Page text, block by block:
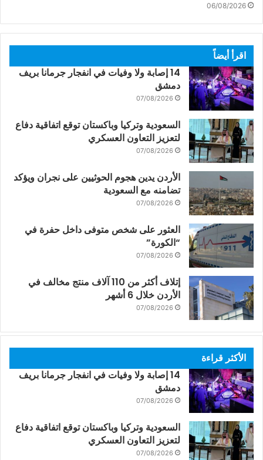
06/08/2026
اقرأ أيضاً
14 إصابة ولا وفيات في انفجار جرمانا بريف
دمشق
07/08/2026
السعودية وتركيا وباكستان توقع اتفاقية دفاع
لتعزيز التعاون العسكري
07/08/2026
الأردن يدين هجوم الحوثيين على نجران ويؤكد
تضامنه مع السعودية
07/08/2026
العثور على شخص متوفى داخل حفرة في
“الكورة”
07/08/2026
إتلاف أكثر من 110 آلاف منتج مخالف في
الأردن خلال 6 أشهر
07/08/2026
الأكثر قراءة
14 إصابة ولا وفيات في انفجار جرمانا بريف
دمشق
07/08/2026
السعودية وتركيا وباكستان توقع اتفاقية دفاع
لتعزيز التعاون العسكري
07/08/2026